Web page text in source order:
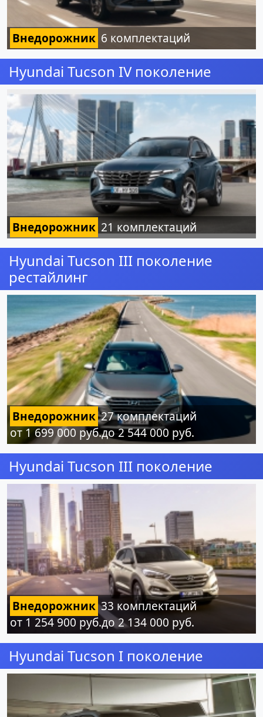
Внедорожник 6 комплектаций
Hyundai Tucson IV поколение
Внедорожник 21 комплектаций
Hyundai Tucson III поколение
рестайлинг
Внедорожник27 комплектаций
от 1 699 000 руб.до 2 544 000 руб.
Hyundai Tucson III поколение
Внедорожник33 комплектаций
от 1 254 900 руб.до 2 134 000 руб.
Hyundai Tucson I поколение